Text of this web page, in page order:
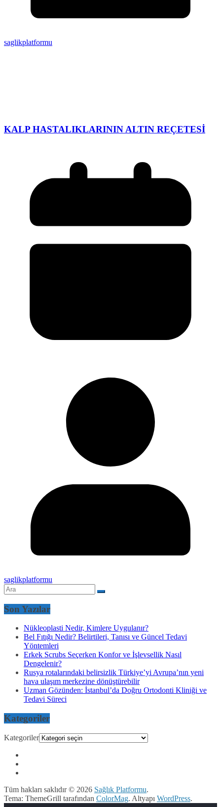
saglikplatformu
KALP HASTALIKLARININ ALTIN REÇETESİ
saglikplatformu
Son Yazılar
Nükleoplasti Nedir, Kimlere Uygulanır?
Bel Fıtığı Nedir? Belirtileri, Tanısı ve Güncel Tedavi
Yöntemleri
Erkek Scrubs Seçerken Konfor ve İşlevsellik Nasıl
Dengelenir?
Rusya rotalarındaki belirsizlik Türkiye’yi Avrupa’nın yeni
hava ulaşım merkezine dönüştürebilir
Uzman Gözünden: İstanbul’da Doğru Ortodonti Kliniği ve
Tedavi Süreci
Kategoriler
Kategoriler
Tüm hakları saklıdır © 2026 Sağlık Platformu.
Tema: ThemeGrill tarafından ColorMag. Altyapı WordPress.